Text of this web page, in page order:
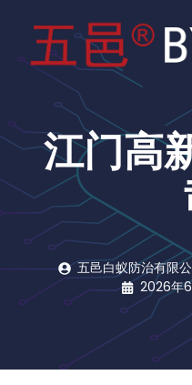
江门高
五邑白蚁防治有限
2026年6